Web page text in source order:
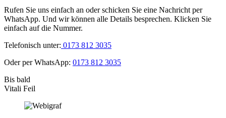
Rufen Sie uns einfach an oder schicken Sie eine Nachricht per
WhatsApp. Und wir können alle Details besprechen. Klicken Sie
einfach auf die Nummer.
Telefonisch unter: 0173 812 3035
Oder per WhatsApp: 0173 812 3035
Bis bald
Vitali Feil